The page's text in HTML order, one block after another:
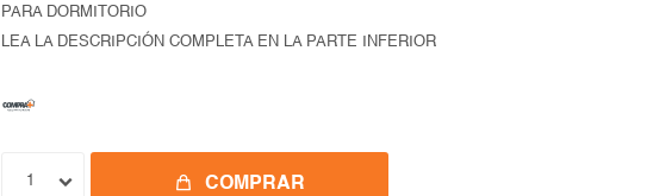
PARA DORMITORIO
LEA LA DESCRIPCIÓN COMPLETA EN LA PARTE INFERIOR
1 COMPRAR